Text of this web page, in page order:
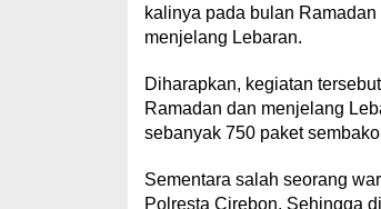
kalinya pada bulan
menjelang Lebaran.
Diharapkan, kegiatan
Ramadan dan menjelang
sebanyak 750 paket
Sementara salah seorang
Polresta Cirebon. Sehingga